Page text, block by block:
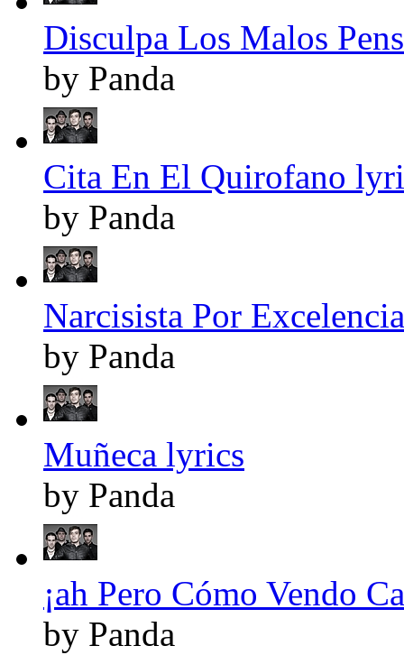
Disculpa Los Malos
by Panda
Cita En El Quirofano
by Panda
Narcisista Por
by Panda
Muñeca lyrics
by Panda
¡ah Pero Cómo Vendo
by Panda